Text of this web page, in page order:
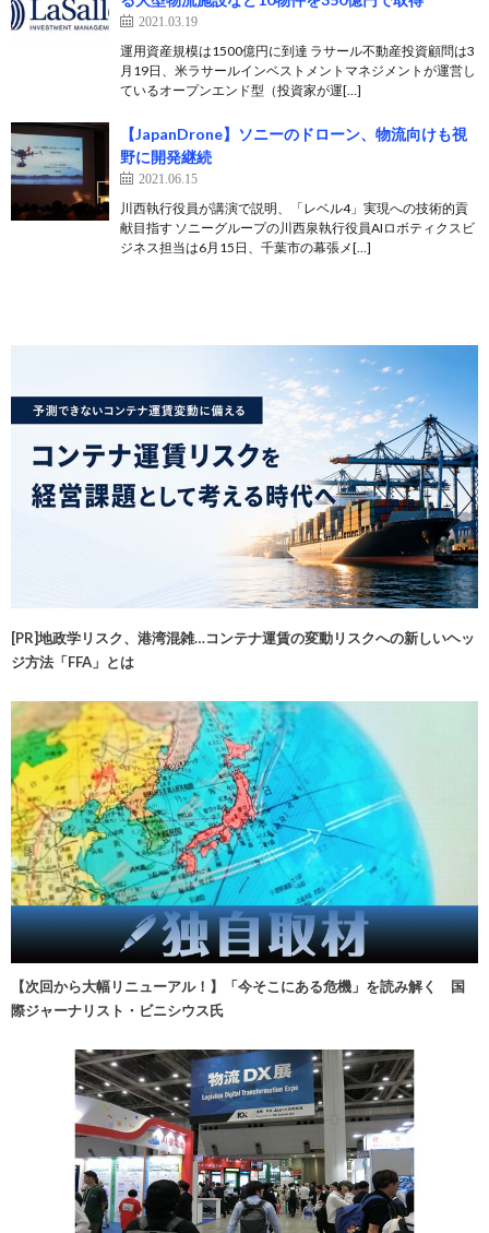
2021.03.19
運用資産規模は1500億円に到達 ラサール不動産投資顧問は3
月19日、米ラサールインベストメントマネジメントが運営し
ているオープンエンド型（投資家が運[…]
【JapanDrone】ソニーのドローン、物流向けも視
野に開発継続
2021.06.15
川西執行役員が講演で説明、「レベル4」実現への技術的貢
献目指す ソニーグループの川西泉執行役員AIロボティクスビ
ジネス担当は6月15日、千葉市の幕張メ[…]
[PR]地政学リスク、港湾混雑…コンテナ運賃の変動リスクへの新しいヘッ
ジ方法「FFA」とは
【次回から大幅リニューアル！】「今そこにある危機」を読み解く 国
際ジャーナリスト・ビニシウス氏